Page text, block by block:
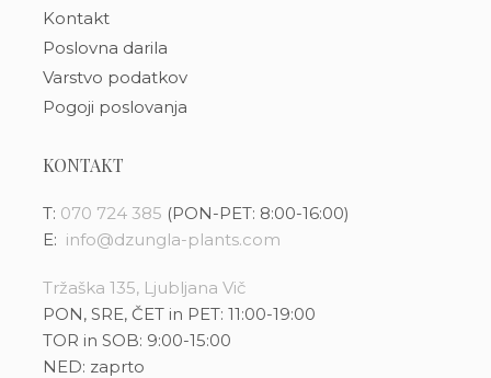
Kontakt
Poslovna darila
Varstvo podatkov
Pogoji poslovanja
KONTAKT
T: 070 724 385 (PON-PET: 8:00-16:00)
E: info@dzungla-plants.com
Tržaška 135, Ljubljana Vič
PON, SRE, ČET in PET: 11:00-19:00
TOR in SOB: 9:00-15:00
NED: zaprto